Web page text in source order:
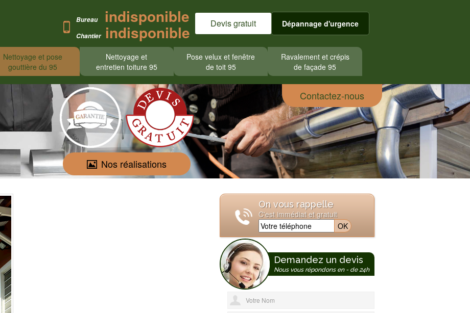
Bureau indisponible
Chantierindisponible Devis gratuit Dépannage d'urgence
Nettoyage et pose
gouttière du 95
Nettoyage et
entretien toiture 95
Pose velux et fenêtre
de toit 95
Ravalement et crépis
de façade 95
Contactez-nous
Nos réalisations
On vous rappelle
C'est immédiat et gratuit
Demandez un devis
Nous vous répondons en - de 24h